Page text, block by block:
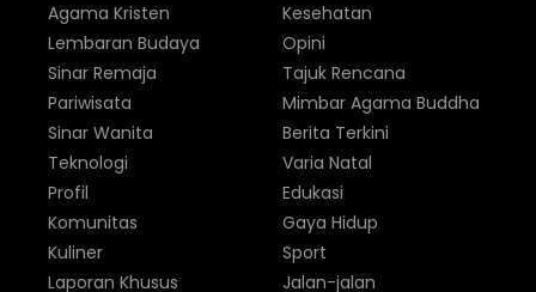
Agama Kristen
Lembaran Budaya
Sinar Remaja
Pariwisata
Sinar Wanita
Kesehatan
Opini
Tajuk Rencana
Mimbar Agama Buddha
Berita Terkini
Teknologi
Profil
Komunitas
Kuliner
Laporan Khusus
Varia Natal
Edukasi
Gaya Hidup
Sport
Jalan-jalan